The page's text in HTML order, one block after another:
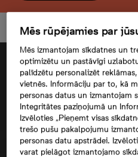
Mēs rūpējamies par
Mēs izmantojam sīkdatnes un
optimizētu un pastāvīgi
palīdzētu personalizēt
vietnēs. Informāciju par to, kā
personas datus un izmantojam
Integritātes paziņojumā un
Izvēloties „Pieņemt visas
trešo pušu pakalpojumu
personas datu apstrādei.
varat pielāgot izmantojamo